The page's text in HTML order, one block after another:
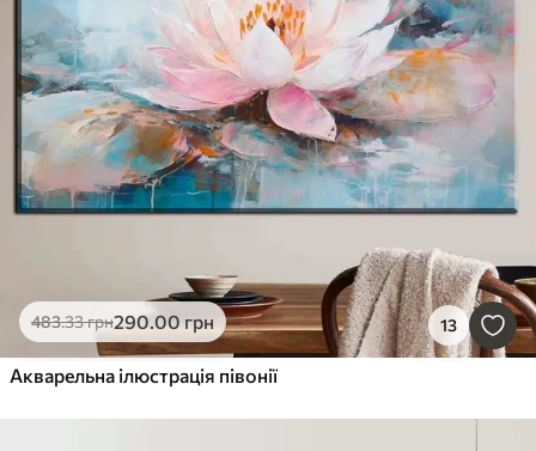
483.33грн290.00 грн 13
Акварельна ілюстрація півонії